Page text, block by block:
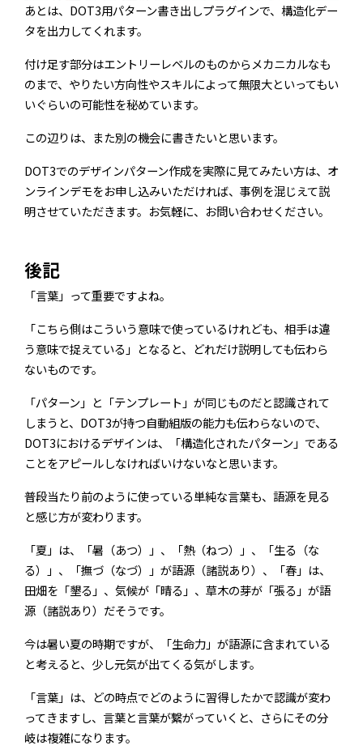
あとは、DOT3用パターン書き出しプラグインで、構造化デー
タを出力してくれます。
付け足す部分はエントリーレベルのものからメカニカルなも
のまで、やりたい方向性やスキルによって無限大といってもい
いぐらいの可能性を秘めています。
この辺りは、また別の機会に書きたいと思います。
DOT3でのデザインパターン作成を実際に見てみたい方は、オ
ンラインデモをお申し込みいただければ、事例を混じえて説
明させていただきます。お気軽に、お問い合わせください。
後記
「言葉」って重要ですよね。
「こちら側はこういう意味で使っているけれども、相手は違
う意味で捉えている」となると、どれだけ説明しても伝わら
ないものです。
「パターン」と「テンプレート」が同じものだと認識されて
しまうと、DOT3が持つ自動組版の能力も伝わらないので、
DOT3におけるデザインは、「構造化されたパターン」である
ことをアピールしなければいけないなと思います。
普段当たり前のように使っている単純な言葉も、語源を見る
と感じ方が変わります。
「夏」は、「暑（あつ）」、「熱（ねつ）」、「生る（な
る）」、「撫づ（なづ）」が語源（諸説あり）、「春」は、
田畑を「墾る」、気候が「晴る」、草木の芽が「張る」が語
源（諸説あり）だそうです。
今は暑い夏の時期ですが、「生命力」が語源に含まれている
と考えると、少し元気が出てくる気がします。
「言葉」は、どの時点でどのように習得したかで認識が変わ
ってきますし、言葉と言葉が繋がっていくと、さらにその分
岐は複雑になります。